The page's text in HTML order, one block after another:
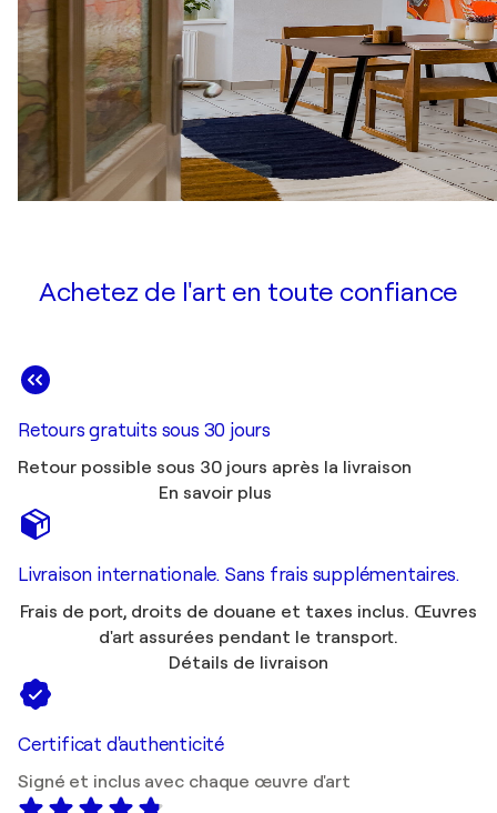
Achetez de l'art en toute confiance
Retours gratuits sous 30 jours
Retour possible sous 30 jours après la livraison
En savoir plus
Livraison internationale. Sans frais supplémentaires.
Frais de port, droits de douane et taxes inclus. Œuvres
d'art assurées pendant le transport.
Détails de livraison
Certificat d'authenticité
Signé et inclus avec chaque œuvre d'art